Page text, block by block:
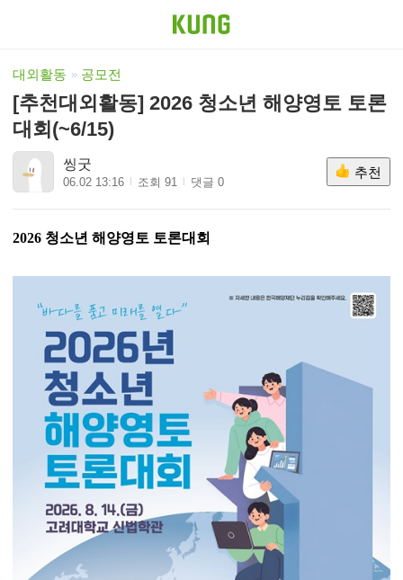
대외활동 공모전
[추천대외활동] 2026 청소년 해양영토 토론
대회(~6/15)
씽굿
06.02 13:16 조회 91 댓글 0
추천
2026 청소년 해양영토 토론대회